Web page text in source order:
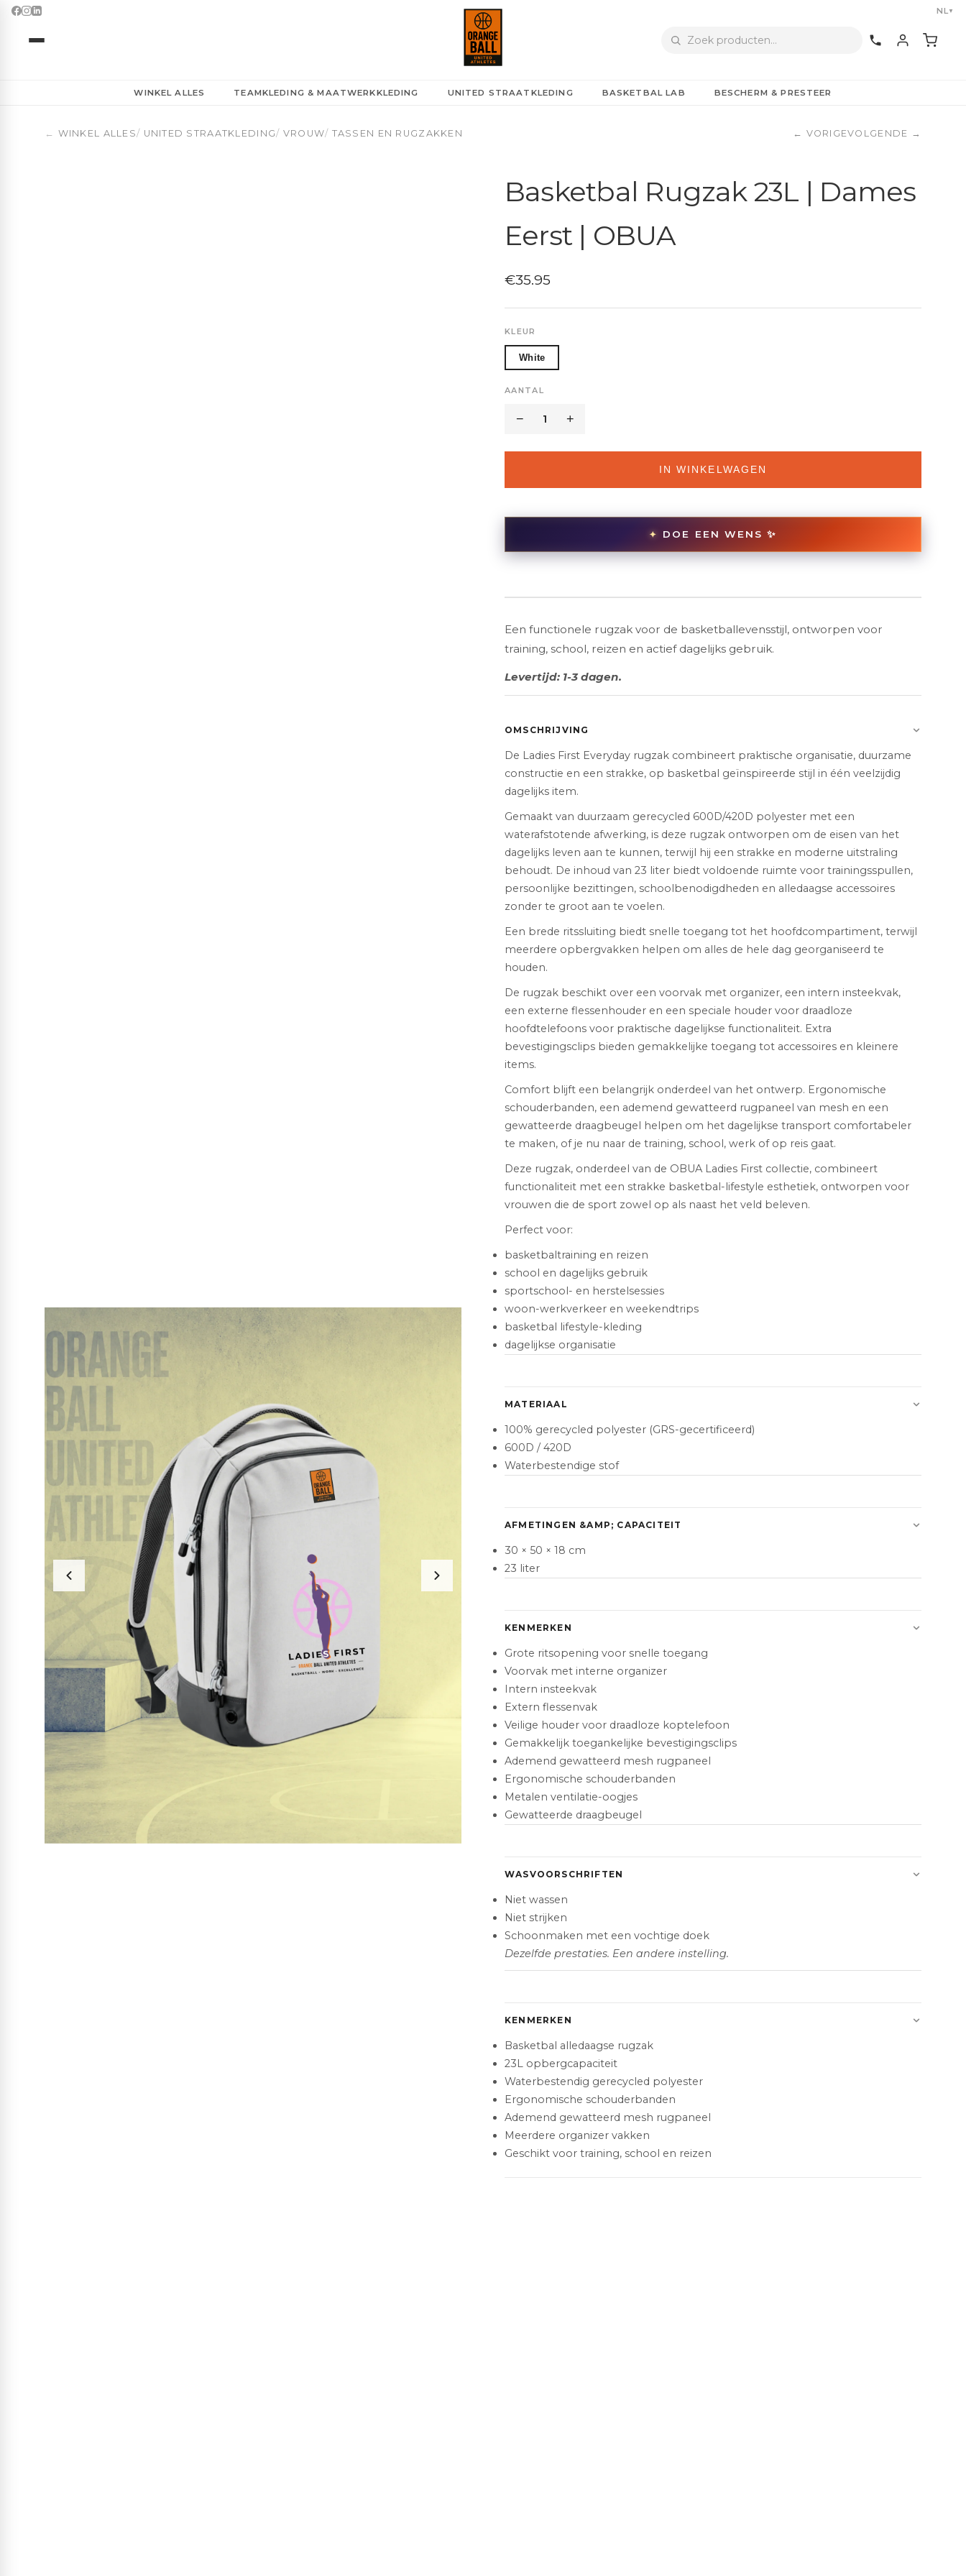
NL ▼
WINKEL ALLES TEAMKLEDING & MAATWERKKLEDING UNITED STRAATKLEDING BASKETBAL LAB BESCHERM & PRESTEER
← WINKEL ALLES/ UNITED STRAATKLEDING/ VROUW/ TASSEN EN RUGZAKKEN ← VORIGEVOLGENDE →
Basketbal Rugzak 23L | Dames
Eerst | OBUA
€35.95
KLEUR
White
AANTAL
− 1 +
IN WINKELWAGEN
✦ DOE EEN WENS ✨
Een functionele rugzak voor de basketballevensstijl, ontworpen voor
training, school, reizen en actief dagelijks gebruik.
Levertijd: 1-3 dagen.
OMSCHRIJVING
De Ladies First Everyday rugzak combineert praktische organisatie, duurzame
constructie en een strakke, op basketbal geïnspireerde stijl in één veelzijdig
dagelijks item.
Gemaakt van duurzaam gerecycled 600D/420D polyester met een
waterafstotende afwerking, is deze rugzak ontworpen om de eisen van het
dagelijks leven aan te kunnen, terwijl hij een strakke en moderne uitstraling
behoudt. De inhoud van 23 liter biedt voldoende ruimte voor trainingsspullen,
persoonlijke bezittingen, schoolbenodigdheden en alledaagse accessoires
zonder te groot aan te voelen.
Een brede ritssluiting biedt snelle toegang tot het hoofdcompartiment, terwijl
meerdere opbergvakken helpen om alles de hele dag georganiseerd te
houden.
De rugzak beschikt over een voorvak met organizer, een intern insteekvak,
een externe flessenhouder en een speciale houder voor draadloze
hoofdtelefoons voor praktische dagelijkse functionaliteit. Extra
bevestigingsclips bieden gemakkelijke toegang tot accessoires en kleinere
items.
Comfort blijft een belangrijk onderdeel van het ontwerp. Ergonomische
schouderbanden, een ademend gewatteerd rugpaneel van mesh en een
gewatteerde draagbeugel helpen om het dagelijkse transport comfortabeler
te maken, of je nu naar de training, school, werk of op reis gaat.
Deze rugzak, onderdeel van de OBUA Ladies First collectie, combineert
functionaliteit met een strakke basketbal-lifestyle esthetiek, ontworpen voor
vrouwen die de sport zowel op als naast het veld beleven.
Perfect voor:
basketbaltraining en reizen
school en dagelijks gebruik
sportschool- en herstelsessies
woon-werkverkeer en weekendtrips
basketbal lifestyle-kleding
dagelijkse organisatie
MATERIAAL
100% gerecycled polyester (GRS-gecertificeerd)
600D / 420D
Waterbestendige stof
AFMETINGEN &AMP; CAPACITEIT
30 × 50 × 18 cm
23 liter
KENMERKEN
Grote ritsopening voor snelle toegang
Voorvak met interne organizer
Intern insteekvak
Extern flessenvak
Veilige houder voor draadloze koptelefoon
Gemakkelijk toegankelijke bevestigingsclips
Ademend gewatteerd mesh rugpaneel
Ergonomische schouderbanden
Metalen ventilatie-oogjes
Gewatteerde draagbeugel
WASVOORSCHRIFTEN
Niet wassen
Niet strijken
Schoonmaken met een vochtige doek
Dezelfde prestaties. Een andere instelling.
KENMERKEN
Basketbal alledaagse rugzak
23L opbergcapaciteit
Waterbestendig gerecycled polyester
Ergonomische schouderbanden
Ademend gewatteerd mesh rugpaneel
Meerdere organizer vakken
Geschikt voor training, school en reizen
Basketbal Rugzak 23L | Dames Eerst | OBUA | Orange Ball United Athletes